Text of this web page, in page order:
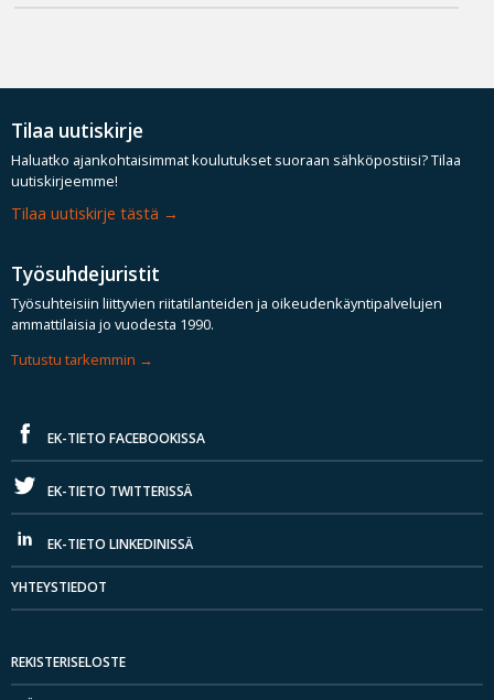
Tilaa uutiskirje
Haluatko ajankohtaisimmat koulutukset suoraan sähköpostiisi? Tilaa
uutiskirjeemme!
Tilaa uutiskirje tästä
Työsuhdejuristit
Työsuhteisiin liittyvien riitatilanteiden ja oikeudenkäyntipalvelujen
ammattilaisia jo vuodesta 1990.
Tutustu tarkemmin
EK-TIETO FACEBOOKISSA
EK-TIETO TWITTERISSÄ
EK-TIETO LINKEDINISSÄ
YHTEYSTIEDOT
REKISTERISELOSTE